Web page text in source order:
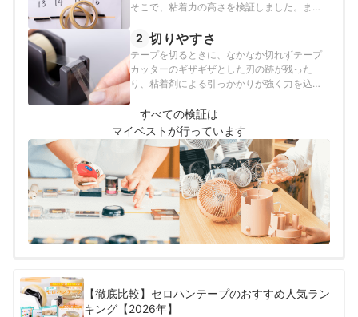
そこで、粘着力の高さを検証しました。ま
ンテープがはがれなかった商品を高評価とし
ました。①長さ7cmのセロハンテープと5cm
にカットしたストローを用意。セロハンテー
プを一定の長さまで引き出し先端から2cmを
画用紙に貼りつける②横10cm・縦15cmのダ
ンボールを折って三角柱を作り、端をテープ
で留める③壁に固定した画用紙に、折り紙で
作ったハートを貼るなお条件①では、3日後
もはがれていないストローへ、さらに糸で1個
40gのセロハンテープを吊るし、何個まで耐
えられるかチェックしました。その際、吊る
せたセロハンテープの数が多ければ多いほ
ど、高評価としています。
2 切りやすさ
テープを切るときに、なかなか切れずテープ
カッターのギザギザとした刃の跡が残った
り、粘着剤による引っかかりが強く力を込め
た人も多いでしょう。そこで、据え置き型の
テープカッターを用いてテープを連続で切
り、以下の項目をチェックしながら、加点方
式で評価をつけました。何度引いても引っか
かりや、ねばつきがないかテープにギザギザ
した跡が残らないかテープが手に巻きつかな
いか切りたい位置で切れるか途中でテープが
ちぎれないか
すべての検証は
マイベストが行っています
【徹底比較】セロハンテープのおすすめ人気ラン
キング【2026年】